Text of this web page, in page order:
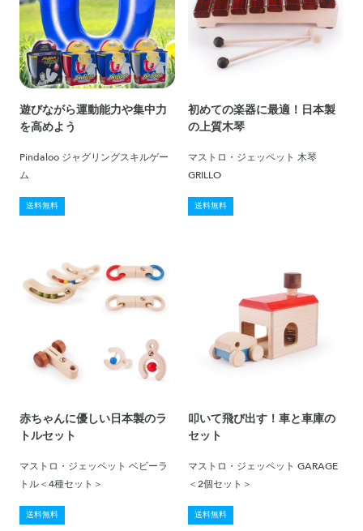
遊びながら運動能力や集中力
を高めよう
Pindaloo ジャグリングスキルゲー
ム
送料無料
初めての楽器に最適！日本製
の上質木琴
マストロ・ジェッペット 木琴
GRILLO
送料無料
赤ちゃんに優しい日本製のラ
トルセット
マストロ・ジェッペット ベビーラ
トル＜4種セット＞
送料無料
叩いて飛び出す！車と車庫の
セット
マストロ・ジェッペット GARAGE
＜2個セット＞
送料無料